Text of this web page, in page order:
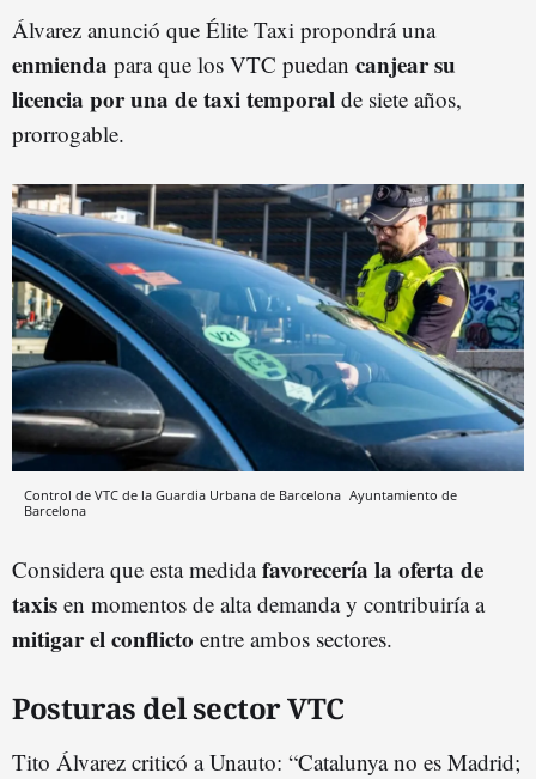
Álvarez anunció que Élite Taxi propondrá una
enmienda para que los VTC puedan canjear su
licencia por una de taxi temporal de siete años,
prorrogable.
Control de VTC de la Guardia Urbana de Barcelona Ayuntamiento de
Barcelona
Considera que esta medidafavorecería la oferta de
taxis en momentos de alta demanda y contribuiría a
mitigar el conflicto entre ambos sectores.
Posturas del sector VTC
Tito Álvarez criticó a Unauto: “Catalunya no es Madrid;